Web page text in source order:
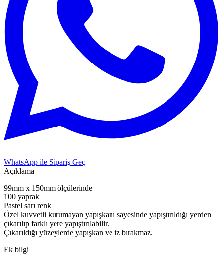
WhatsApp ile Sipariş Geç
Açıklama
99mm x 150mm ölçülerinde
100 yaprak
Pastel sarı renk
Özel kuvvetli kurumayan yapışkanı sayesinde yapıştırıldığı yerden
çıkarılıp farklı yere yapıştırılabilir.
Çıkarıldığı yüzeylerde yapışkan ve iz bırakmaz.
Ek bilgi